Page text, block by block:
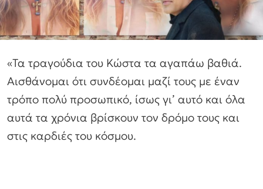
«Τα τραγούδια του Κώστα τα αγαπάω βαθιά.
Αισθάνομαι ότι συνδέομαι μαζί τους με έναν
τρόπο πολύ προσωπικό, ίσως γι’ αυτό και όλα
αυτά τα χρόνια βρίσκουν τον δρόμο τους και
στις καρδιές του κόσμου.